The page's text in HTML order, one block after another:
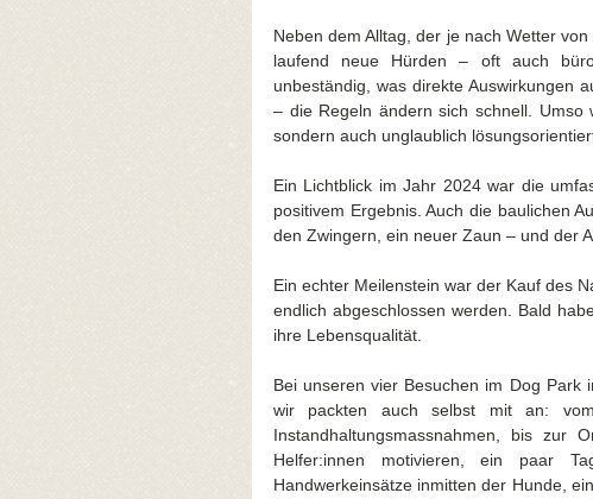
Neben dem Alltag, der je nach Wetter
laufend neue Hürden – oft auch
unbeständig, was direkte Auswirkungen
– die Regeln ändern sich schnell.
sondern auch unglaublich
Ein Lichtblick im Jahr 2024 war die
positivem Ergebnis. Auch die baulichen
den Zwingern, ein neuer Zaun – und der
Ein echter Meilenstein war der Kauf des
endlich abgeschlossen werden. Bald
ihre Lebensqualität.
Bei unseren vier Besuchen im Dog
wir packten auch selbst mit an:
Instandhaltungsmassnahmen, bis zur
Helfer:innen motivieren, ein paar
Handwerkeinsätze inmitten der Hunde,